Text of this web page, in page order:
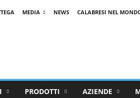
MEDIA NEWS CALABRESI NEL
PRODOTTI AZIENDE